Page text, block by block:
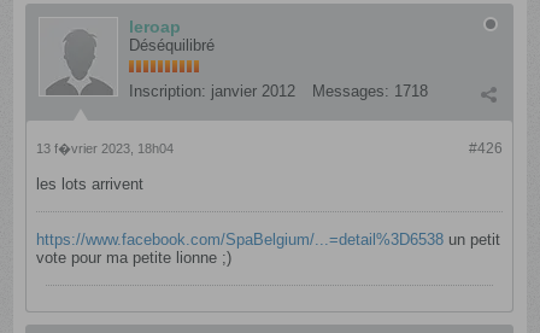
leroap
Déséquilibré
Inscription: janvier 2012 Messages: 1718
#426
13 f�vrier 2023, 18h04
les lots arrivent
https://www.facebook.com/SpaBelgium/...=detail%3D6538 un petit
vote pour ma petite lionne ;)